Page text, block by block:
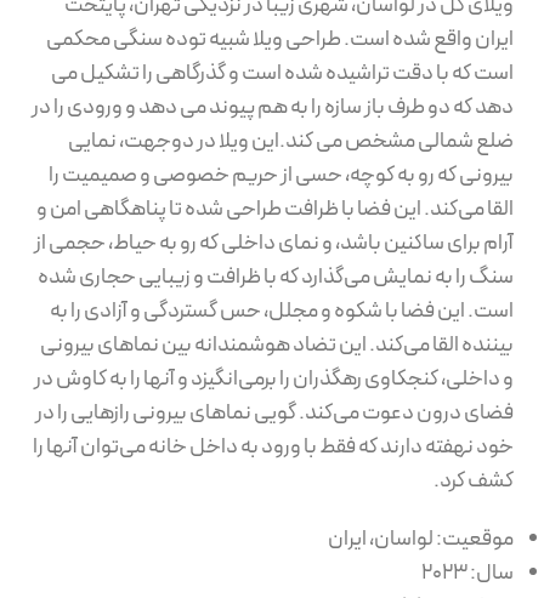
ایران واقع شده است. طراحی ویلا شبیه توده سنگی محکمی
است که با دقت تراشیده شده است و گذرگاهی را تشکیل می
دهد که دو طرف باز سازه را به هم پیوند می دهد و ورودی را در
ضلع شمالی مشخص می کند.این ویلا در دوجهت، نمایی
بیرونی که رو به کوچه، حسی از حریم خصوصی و صمیمیت را
القا می‌کند. این فضا با ظرافت طراحی شده تا پناهگاهی امن و
آرام برای ساکنین باشد، و نمای داخلی که رو به حیاط، حجمی از
سنگ را به نمایش می‌گذارد که با ظرافت و زیبایی حجاری شده
است. این فضا با شکوه و مجلل، حس گستردگی و آزادی را به
بیننده القا می‌کند. این تضاد هوشمندانه بین نماهای بیرونی
و داخلی، کنجکاوی رهگذران را برمی‌انگیزد و آنها را به کاوش در
فضای درون دعوت می‌کند. گویی نماهای بیرونی رازهایی را در
خود نهفته دارند که فقط با ورود به داخل خانه می‌توان آنها را
کشف کرد.
موقعیت: لواسان، ایران
سال: ۲۰۲۳